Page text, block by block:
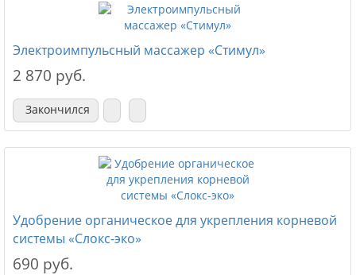
Электроимпульсный массажер «Стимул»
2 870 руб.
Закончился
Удобрение органическое для укрепления корневой
системы «Слокс-эко»
690 руб.